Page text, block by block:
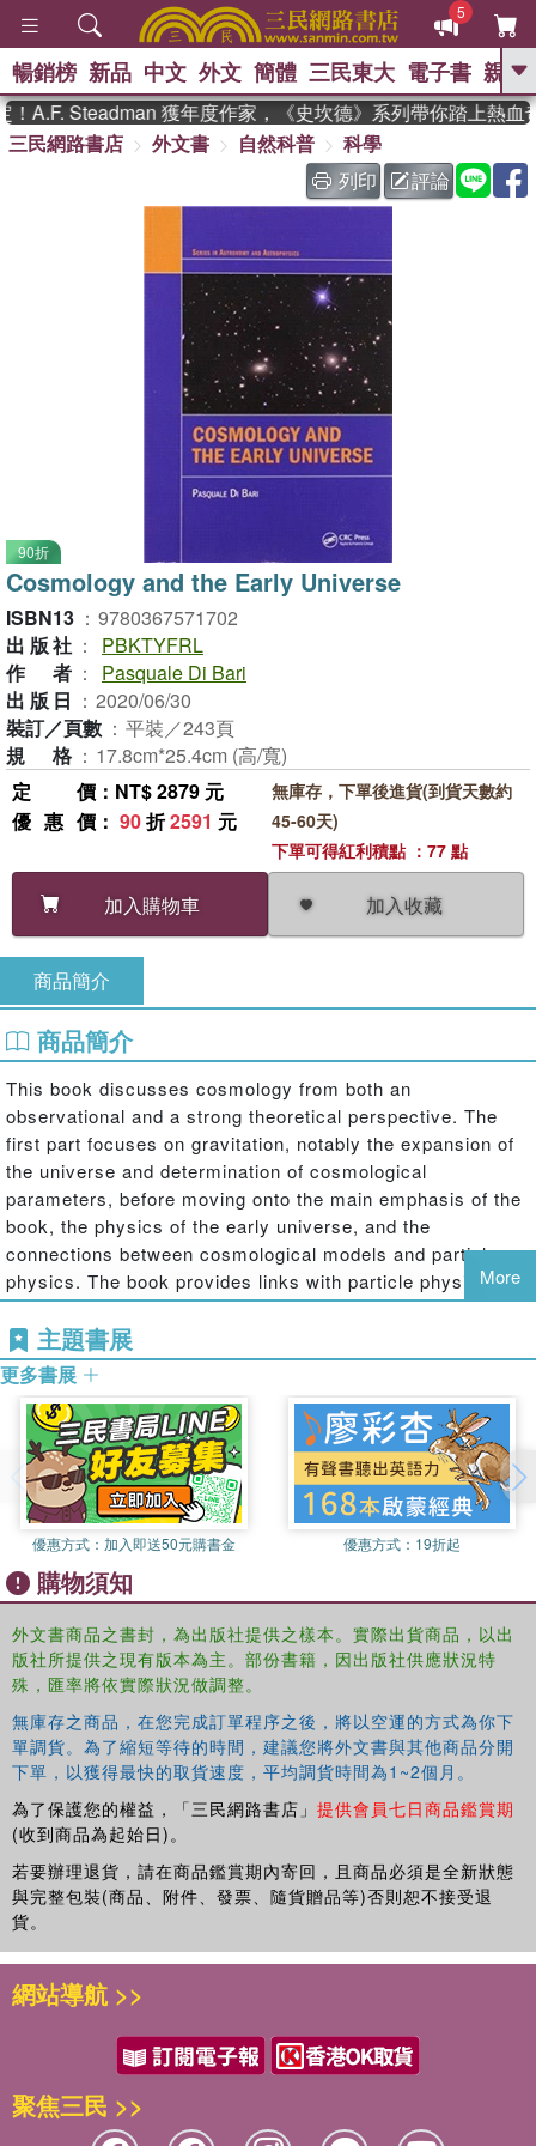
5
GO
熱搜： 東野圭吾 、
The Odyssey 、 父親節 、 如果歷
史是一群喵 、 暑期推薦 、 國際布克
登輝時代
偉大的迷走神經
暢銷榜 新品 中文 外文 簡體 三民東大 電子書 親子
A.F. Steadman 獲年度作家，《史坎德》系列帶你踏上熱血奇
三民網路書店
外文書 自然科普
科學
列印
評論
90折
Cosmology and the Early Universe
ISBN13 ： 9780367571702
出版社 ：
PBKTYFRL
作者 ：
Pasquale Di Bari
出版日 ： 2020/06/30
裝訂／頁數 ： 平裝／243頁
規格 ： 17.8cm*25.4cm (高/寬)
定價 ：NT$ 2879 元
優惠價 ： 90折2591 元
加入購物車 加入收藏
無庫存，下單後進貨(到貨天數約
45-60天)
下單可得紅利積點 ：77 點
商品簡介
商品簡介
This book discusses cosmology from both an
observational and a strong theoretical perspective. The
first part focuses on gravitation, notably the expansion of
the universe and determination of cosmological
parameters, before moving onto the main emphasis of the
book, the physics of the early universe, and the
connections between cosmological models and particle
physics. The book provides links with particle physics and
with investigations of the theories beyond the Standard
Model, especially in connection to dark matter and matter-
antimatter asymmetry puzzles.
Readers will gain a comprehensive account of cosmology
and the latest observational results, without requiring prior
knowledge of relativistic theories, making the text ideal for
students.
Features:
enabling students to learn the first rudiments needed for a rigorous
Contains a timely discussion of the latest cosmological results,
including those from WMAP and the Planck satellite, and discuss
More
主題書展
更多書展
優惠方式： 加入即送50元購書金 優惠方式： 19折起
購物須知
外文書商品之書封，為出版社提供之樣本。實際出貨商品，以出
版社所提供之現有版本為主。部份書籍，因出版社供應狀況特
殊，匯率將依實際狀況做調整。
無庫存之商品，在您完成訂單程序之後，將以空運的方式為你下
單調貨。為了縮短等待的時間，建議您將外文書與其他商品分開
下單，以獲得最快的取貨速度，平均調貨時間為1~2個月。
為了保護您的權益，「三民網路書店」 提供會員七日商品鑑賞期
(收到商品為起始日)。
若要辦理退貨，請在商品鑑賞期內寄回，且商品必須是全新狀態
與完整包裝(商品、附件、發票、隨貨贈品等)否則恕不接受退
貨。
網站導航 >>
聚焦三民 >>